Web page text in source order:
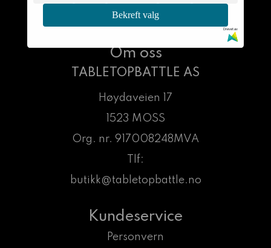
Om oss
TABLETOPBATTLE AS
Høydaveien 17
1523 MOSS
Org. nr. 917008248MVA
Tlf:
butikk@tabletopbattle.no
Kundeservice
Personvern
Bekreft valg
Drevet av